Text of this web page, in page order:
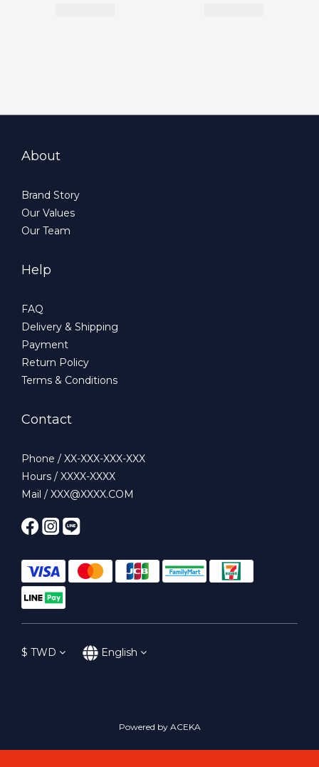
About
Brand Story
Our Values
Our Team
Help
FAQ
Delivery & Shipping
Payment
Return Policy
Terms & Conditions
Contact
Phone / XX-XXX-XXX-XXX
Hours / XXXX-XXXX
Mail / XXX@XXXX.COM
$ TWD English
Powered by ACEKA